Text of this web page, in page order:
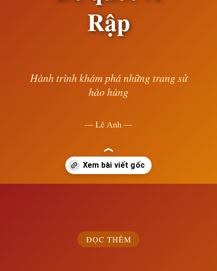
Rập
Hành trình khám phá những trang sử
hào hùng
— Lê Anh —
ĐỌC THÊM